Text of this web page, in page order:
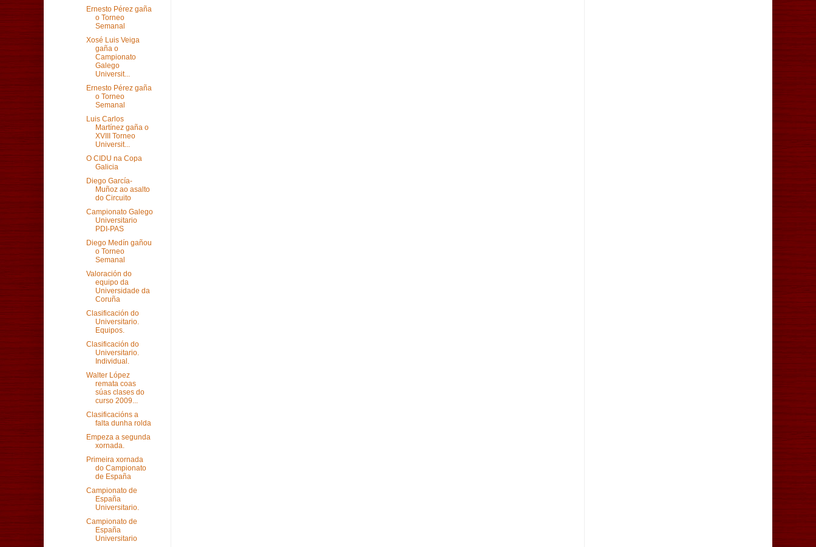
Ernesto Pérez gaña
o Torneo
Semanal
Xosé Luis Veiga
gaña o
Campionato
Galego
Universit...
Ernesto Pérez gaña
o Torneo
Semanal
Luis Carlos
Martínez gaña o
XVIII Torneo
Universit...
O CIDU na Copa
Galicia
Diego García-
Muñoz ao asalto
do Circuito
Campionato Galego
Universitario
PDI-PAS
Diego Medín gañou
o Torneo
Semanal
Valoración do
equipo da
Universidade da
Coruña
Clasificación do
Universitario.
Equipos.
Clasificación do
Universitario.
Individual.
Walter López
remata coas
súas clases do
curso 2009...
Clasificacións a
falta dunha rolda
Empeza a segunda
xornada.
Primeira xornada
do Campionato
de España
Campionato de
España
Universitario.
Campionato de
España
Universitario